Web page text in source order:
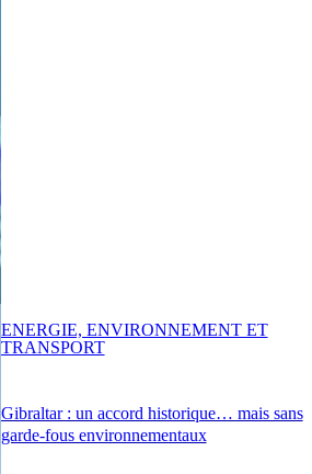
Gibraltar : un accord historique… mais sans
garde-fous environnementaux
ENERGIE, ENVIRONNEMENT ET
TRANSPORT